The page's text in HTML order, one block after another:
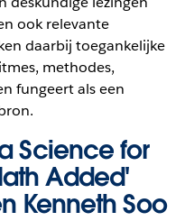
ook relevante
daarbij toegankelijke
methodes,
fungeert als een
Science for
Added'
Kenneth Soo